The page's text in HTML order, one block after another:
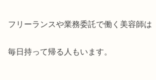
フリーランスや業務委託で働く美容師は
毎日持って帰る人もいます。